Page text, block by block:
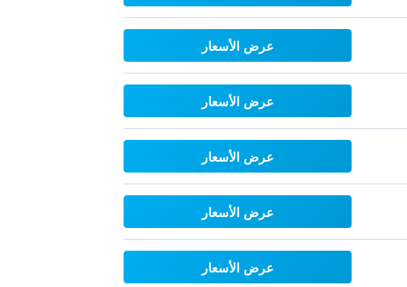
عرض الأسعار
عرض الأسعار
عرض الأسعار
عرض الأسعار
عرض الأسعار